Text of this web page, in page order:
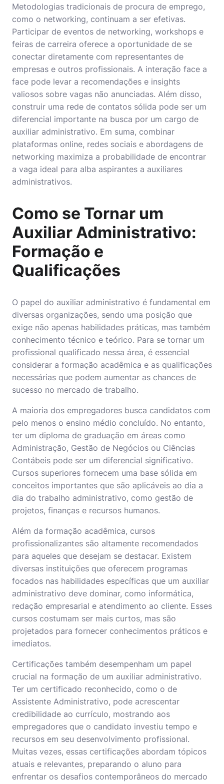
Metodologias tradicionais de procura de emprego,
como o networking, continuam a ser efetivas.
Participar de eventos de networking, workshops e
feiras de carreira oferece a oportunidade de se
conectar diretamente com representantes de
empresas e outros profissionais. A interação face a
face pode levar a recomendações e insights
valiosos sobre vagas não anunciadas. Além disso,
construir uma rede de contatos sólida pode ser um
diferencial importante na busca por um cargo de
auxiliar administrativo. Em suma, combinar
plataformas online, redes sociais e abordagens de
networking maximiza a probabilidade de encontrar
a vaga ideal para alba aspirantes a auxiliares
administrativos.
Como se Tornar um
Auxiliar Administrativo:
Formação e
Qualificações
O papel do auxiliar administrativo é fundamental em
diversas organizações, sendo uma posição que
exige não apenas habilidades práticas, mas também
conhecimento técnico e teórico. Para se tornar um
profissional qualificado nessa área, é essencial
considerar a formação acadêmica e as qualificações
necessárias que podem aumentar as chances de
sucesso no mercado de trabalho.
A maioria dos empregadores busca candidatos com
pelo menos o ensino médio concluído. No entanto,
ter um diploma de graduação em áreas como
Administração, Gestão de Negócios ou Ciências
Contábeis pode ser um diferencial significativo.
Cursos superiores fornecem uma base sólida em
conceitos importantes que são aplicáveis ao dia a
dia do trabalho administrativo, como gestão de
projetos, finanças e recursos humanos.
Além da formação acadêmica, cursos
profissionalizantes são altamente recomendados
para aqueles que desejam se destacar. Existem
diversas instituições que oferecem programas
focados nas habilidades específicas que um auxiliar
administrativo deve dominar, como informática,
redação empresarial e atendimento ao cliente. Esses
cursos costumam ser mais curtos, mas são
projetados para fornecer conhecimentos práticos e
imediatos.
Certificações também desempenham um papel
crucial na formação de um auxiliar administrativo.
Ter um certificado reconhecido, como o de
Assistente Administrativo, pode acrescentar
credibilidade ao currículo, mostrando aos
empregadores que o candidato investiu tempo e
recursos em seu desenvolvimento profissional.
Muitas vezes, essas certificações abordam tópicos
atuais e relevantes, preparando o aluno para
enfrentar os desafios contemporâneos do mercado